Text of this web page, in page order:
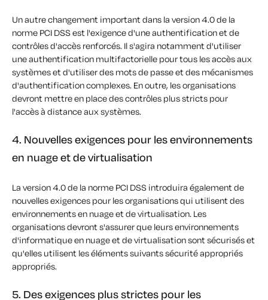
Un autrechangement important dans la version 4.0 de la
norme PCI DSS est l'exigence d'une authentification et de
contrôles d'accès renforcés. Il s'agira notamment d'utiliser
une authentification multifactorielle pour tous les accès aux
systèmes et d'utiliser des mots de passe et des mécanismes
d'authentification complexes. En outre, les organisations
devront mettre en place des contrôles plus stricts pour
l'accès à distance aux systèmes.
4. Nouvelles exigences pour les environnements
en nuage et de virtualisation
La version 4.0 de la norme PCI DSS introduira également de
nouvelles exigences pour les organisations qui utilisent des
environnements en nuage et de virtualisation. Les
organisations devront s'assurer que leurs environnements
d'informatique en nuage et de virtualisation sont sécurisés et
qu'elles utilisent les éléments suivantssécurité appropriés
appropriés.
5. Des exigences plus strictes pour les